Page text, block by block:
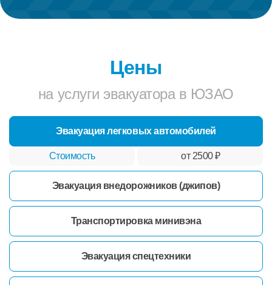
Цены
на услуги эвакуатора в ЮЗАО
Эвакуация легковых автомобилей
от 2500 ₽
Эвакуация внедорожников (джипов)
Транспортировка минивэна
Эвакуация спецтехники